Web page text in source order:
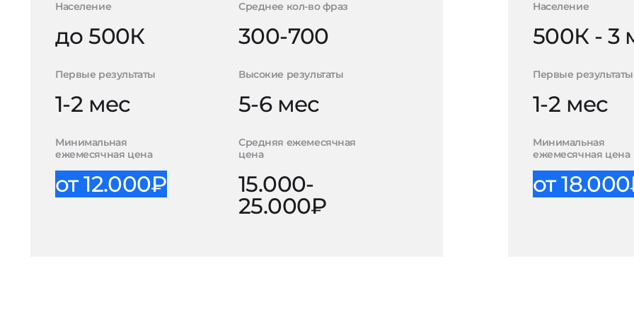
Население
до 500К
Среднее кол-во фраз
300-700
Первые результаты
1-2 мес
Высокие результаты
5-6 мес
Минимальная
ежемесячная цена
от 12.000₽
Средняя ежемесячная
цена
15.000-
25.000₽
Население
500К - 3
Первые результаты
1-2 мес
Минимальная
ежемесячная цена
от